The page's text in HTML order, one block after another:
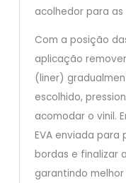
acolhedor para as
Com a posição
aplicação
(liner)
escolhido,
acomodar o vinil.
EVA enviada para
bordas e finalizar
garantindo